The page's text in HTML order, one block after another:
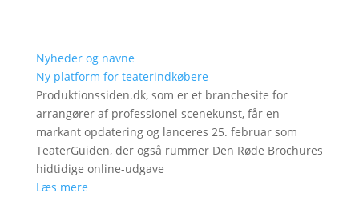
Nyheder og navne
Ny platform for teaterindkøbere
Produktionssiden.dk, som er et branchesite for
arrangører af professionel scenekunst, får en
markant opdatering og lanceres 25. februar som
TeaterGuiden, der også rummer Den Røde Brochures
hidtidige online-udgave
Læs mere